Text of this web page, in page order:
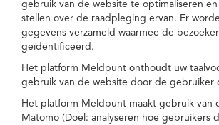
gebruik van de website te optimaliseren
stellen over de raadpleging ervan. Er
gegevens verzameld waarmee de
geïdentificeerd.
Het platform Meldpunt onthoudt uw
gebruik van de website door de gebruiker
Het platform Meldpunt maakt gebruik van
Matomo (Doel: analyseren hoe gebruikers